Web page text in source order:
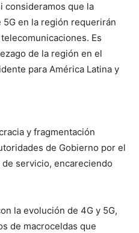
consideramos que la
en la región requerirán
Es
de la región en el
para América Latina y
y fragmentación
de Gobierno por el
servicio, encareciendo
la evolución de 4G y 5G,
de macroceldas que